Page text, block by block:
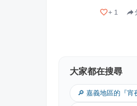
+ 1
大家都在搜尋
🔎 嘉義地區的『宵